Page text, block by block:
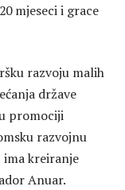
mjeseci i grace
razvoju malih
države
promociji
razvojnu
ima kreiranje
Anuar.